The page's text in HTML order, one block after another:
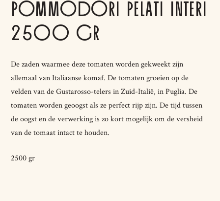
POMMODORI PELATI INTERI
2500 GR
De zaden waarmee deze tomaten worden gekweekt zijn
allemaal van Italiaanse komaf. De tomaten groeien op de
velden van de Gustarosso-telers in Zuid-Italië, in Puglia. De
tomaten worden geoogst als ze perfect rijp zijn. De tijd tussen
de oogst en de verwerking is zo kort mogelijk om de versheid
van de tomaat intact te houden.
2500 gr